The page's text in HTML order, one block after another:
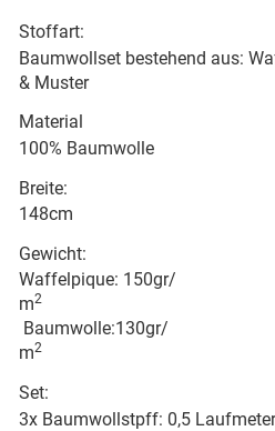
Stoffart:
Baumwollset bestehend aus:
& Muster
Material
100% Baumwolle
Breite:
148cm
Gewicht:
Waffelpique: 150gr/
m2
Baumwolle:130gr/
m2
Set:
3x Baumwollstpff: 0,5 Laufmeter